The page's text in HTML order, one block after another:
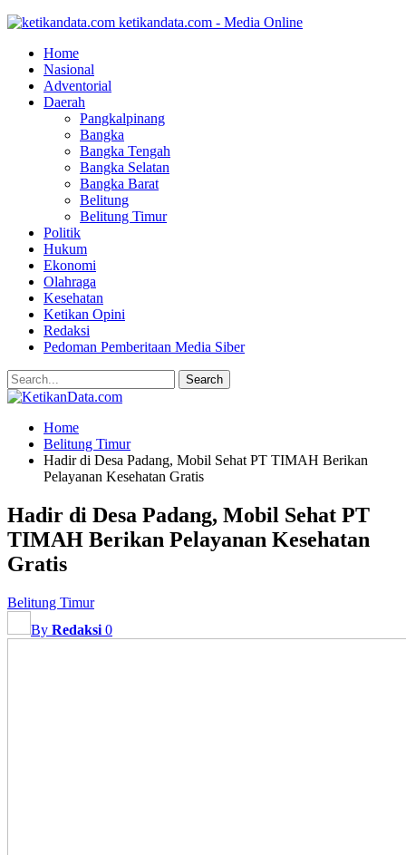
ketikandata.com - Media Online
Home
Nasional
Adventorial
Daerah
Pangkalpinang
Bangka
Bangka Tengah
Bangka Selatan
Bangka Barat
Belitung
Belitung Timur
Politik
Hukum
Ekonomi
Olahraga
Kesehatan
Ketikan Opini
Redaksi
Pedoman Pemberitaan Media Siber
Home
Belitung Timur
Hadir di Desa Padang, Mobil Sehat PT TIMAH Berikan
Pelayanan Kesehatan Gratis
Hadir di Desa Padang, Mobil Sehat PT
TIMAH Berikan Pelayanan Kesehatan
Gratis
Belitung Timur
By Redaksi 0